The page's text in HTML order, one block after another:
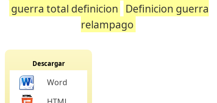
guerra total definicion
Definicion guerra
relampago
Descargar
Word